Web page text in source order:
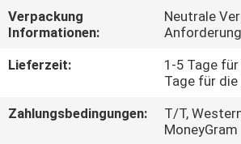
Verpackung
Informationen:
Neutrale
Anforderung
Lieferzeit:
1-5 Tage
Tage für
Zahlungsbedingungen:
T/T,
MoneyGram